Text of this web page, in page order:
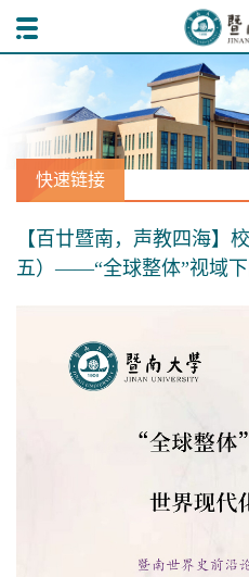
快速链接
【百廿暨南，声教四海】
五）——“全球整体”视域